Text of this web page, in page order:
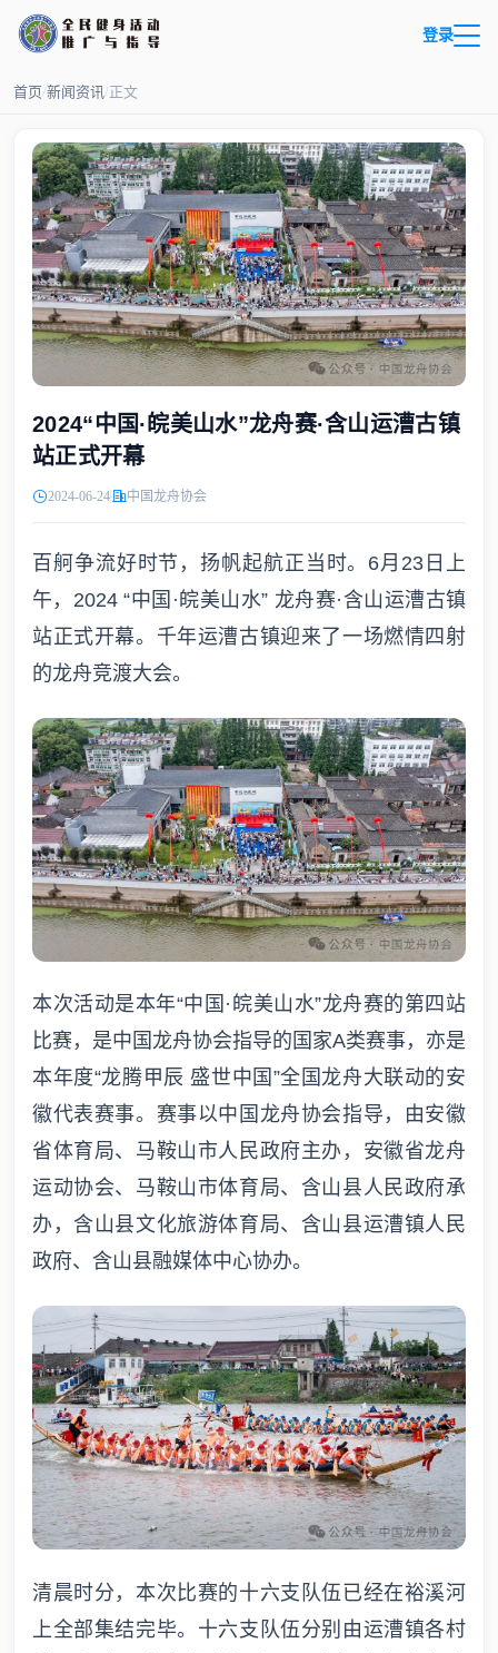
登录
首页/新闻资讯/正文
2024“中国·皖美山水”龙舟赛·含山运漕古镇
站正式开幕
2024-06-24 中国龙舟协会
百舸争流好时节，扬帆起航正当时。6月23日上
午，2024 “中国·皖美山水” 龙舟赛·含山运漕古镇
站正式开幕。千年运漕古镇迎来了一场燃情四射
的龙舟竞渡大会。
本次活动是本年“中国·皖美山水”龙舟赛的第四站
比赛，是中国龙舟协会指导的国家A类赛事，亦是
本年度“龙腾甲辰 盛世中国”全国龙舟大联动的安
徽代表赛事。赛事以中国龙舟协会指导，由安徽
省体育局、马鞍山市人民政府主办，安徽省龙舟
运动协会、马鞍山市体育局、含山县人民政府承
办，含山县文化旅游体育局、含山县运漕镇人民
政府、含山县融媒体中心协办。
清晨时分，本次比赛的十六支队伍已经在裕溪河
上全部集结完毕。十六支队伍分别由运漕镇各村